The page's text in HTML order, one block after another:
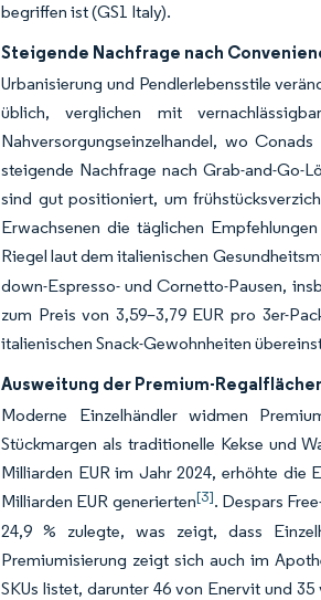
begriffen ist (GS1 Italy).
Steigende Nachfrage nach
Urbanisierung und Pendlerlebensstile
üblich, verglichen mit
Nahversorgungseinzelhandel, wo
steigende Nachfrage nach Grab-and-Go-
sind gut positioniert, um
Erwachsenen die täglichen
Riegel laut dem italienischen
down-Espresso- und Cornetto-Pausen,
zum Preis von 3,59–3,79 EUR pro 3er-
italienischen Snack-Gewohnheiten
Ausweitung der Premium-
Moderne Einzelhändler widmen
Stückmargen als traditionelle Kekse und
Milliarden EUR im Jahr 2024, erhöhte die
Milliarden EUR generierten[3]. Despars
24,9 % zulegte, was zeigt, dass
Premiumisierung zeigt sich auch im
SKUs listet, darunter 46 von Enervit und